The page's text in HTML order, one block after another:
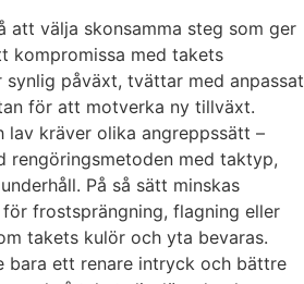
att välja skonsamma steg som ger
kompromissa med takets
synlig påväxt, tvättar med anpassat
för att motverka ny tillväxt.
lav kräver olika angreppssätt –
rengöringsmetoden med taktyp,
På så sätt minskas
frostsprängning, flagning eller
takets kulör och yta bevaras.
bara ett renare intryck och bättre